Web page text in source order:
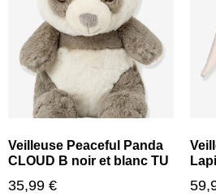
Veilleuse Peaceful Panda
CLOUD B noir et blanc TU
35,99 €